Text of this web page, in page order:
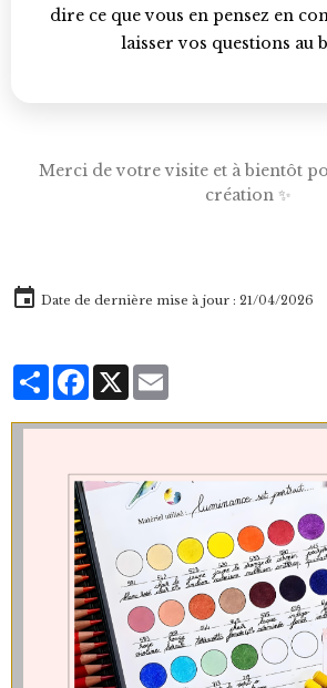
dire ce que vous en pensez en
laisser vos questions au
Merci de votre visite et à bientôt
création ✨
Date de dernière mise à jour : 21/04/2026
PartagerFacebook
X